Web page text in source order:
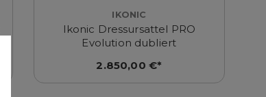
IKONIC
Ikonic Dressursattel PRO
Evolution dubliert
2.850,00 €*